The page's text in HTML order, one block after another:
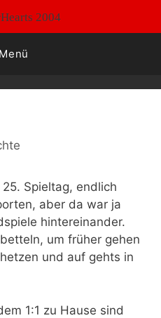
Menü
Spieltag, endlich
aber da war ja
hintereinander.
um früher gehen
und auf gehts in
1:1 zu Hause sind